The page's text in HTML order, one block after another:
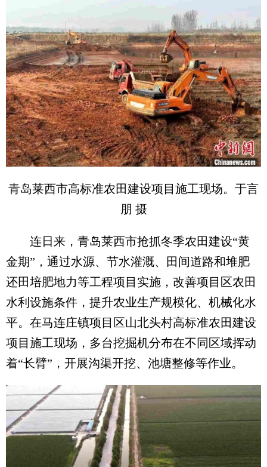
青岛莱西市高标准农田建设项目施工现场。于言
朋 摄
连日来，青岛莱西市抢抓冬季农田建设“黄
金期”，通过水源、节水灌溉、田间道路和堆肥
还田培肥地力等工程项目实施，改善项目区农田
水利设施条件，提升农业生产规模化、机械化水
平。在马连庄镇项目区山北头村高标准农田建设
项目施工现场，多台挖掘机分布在不同区域挥动
着“长臂”，开展沟渠开挖、池塘整修等作业。